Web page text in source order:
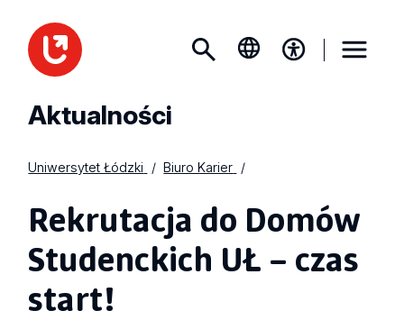
Aktualności
Uniwersytet Łódzki Biuro Karier
Rekrutacja do Domów
Studenckich UŁ – czas
start!